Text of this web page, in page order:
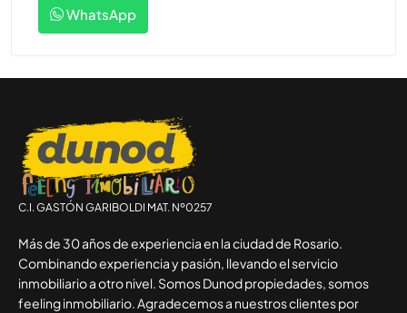
WhatsApp
C.I. GASTÓN GARIBOLDI MAT. Nº0257
Más de 30 años de experiencia en la ciudad de Rosario.
Combinando experiencia y pasión, llevando el servicio
inmobiliario a otro nivel. Somos Dunod propiedades, somos
feeling inmobiliario. Agradecemos a nuestros clientes por